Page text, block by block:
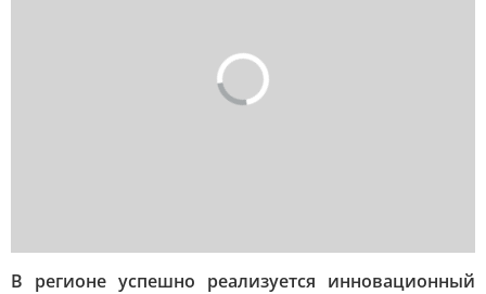
В регионе успешно реализуется инновационный